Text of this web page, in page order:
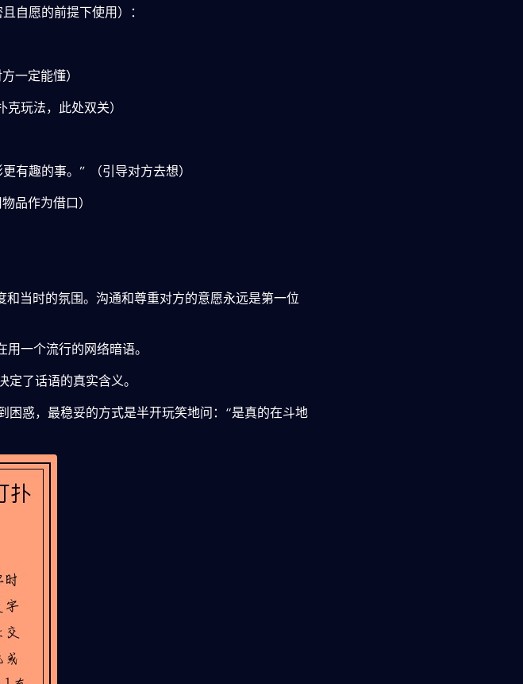
自愿的前提下使用）：
一定能懂）
玩法，此处双关）
趣的事。” （引导对方去想）
品作为借口）
当时的氛围。沟通和尊重对方的意愿永远是第一位
一个流行的网络暗语。
了话语的真实含义。
困惑，最稳妥的方式是半开玩笑地问：“是真的在斗地